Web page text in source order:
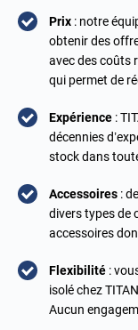
Prix : notre
obtenir des
avec des coûts
qui permet de
Expérience :
décennies
stock dans
Accessoires :
divers types de
accessoires
Flexibilité :
isolé chez
Aucun